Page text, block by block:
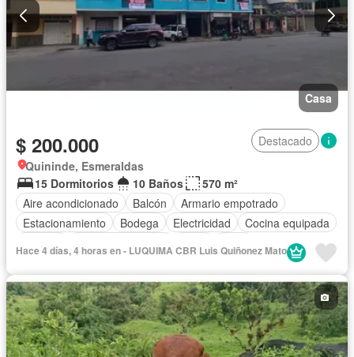
Casa
$ 200.000
Destacado
Quininde, Esmeraldas
15 Dormitorios
10 Baños
570 m²
Aire acondicionado
Balcón
Armario empotrado
Estacionamiento
Bodega Electricidad
Cocina equipada
Hace 4 días, 4 horas en - LUQUIMA CBR Luis Quiñonez Mato